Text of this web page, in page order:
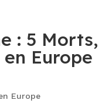
: 5 Morts,
Europe
Europe